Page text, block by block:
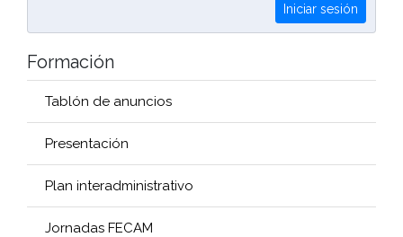
Iniciar sesión
Formación
Tablón de anuncios
Presentación
Plan interadministrativo
Jornadas FECAM